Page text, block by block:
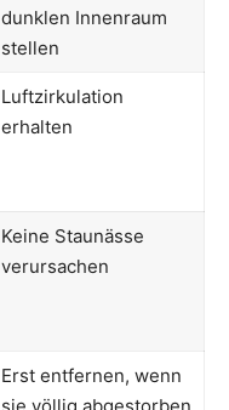
dunklen Innenraum
stellen
Luftzirkulation
erhalten
Keine Staunässe
verursachen
Erst entfernen, wenn